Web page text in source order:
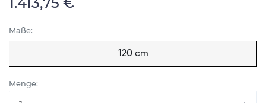
Maße:
120 cm
Menge: